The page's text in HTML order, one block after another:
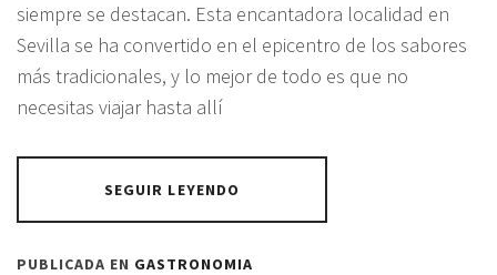
siempre se destacan. Esta encantadora localidad en
Sevilla se ha convertido en el epicentro de los sabores
más tradicionales, y lo mejor de todo es que no
necesitas viajar hasta allí
SEGUIR LEYENDO
PUBLICADA EN GASTRONOMIA